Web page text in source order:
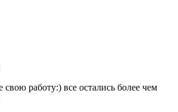
работу:) все остались более чем